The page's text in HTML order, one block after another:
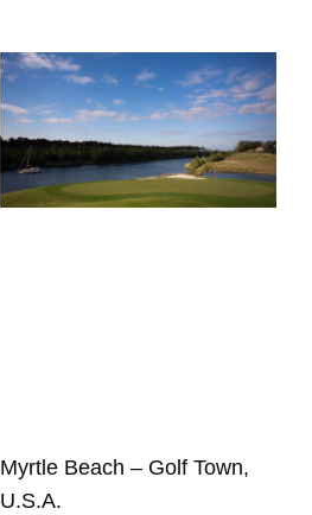
Myrtle Beach – Golf Town,
U.S.A.